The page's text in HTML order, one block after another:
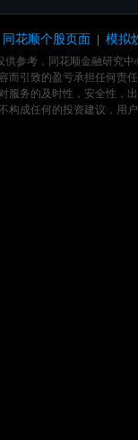
同花顺个股页面 模拟
参考，同花顺金融研究
而引致的盈亏承担任何
服务的及时性，安全性，
构成任何的投资建议，用